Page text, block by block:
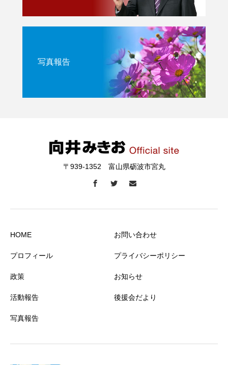
写真報告
〒939-1352 富山県砺波市宮丸
HOME
プロフィール
政策
活動報告
写真報告
お問い合わせ
プライバシーポリシー
お知らせ
後援会だより